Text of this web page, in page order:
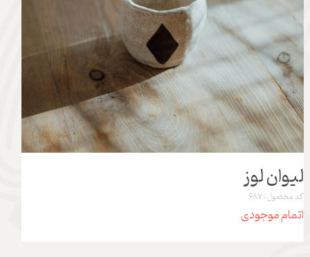
لیوان لوز
کد محصول: 687
اتمام موجودی